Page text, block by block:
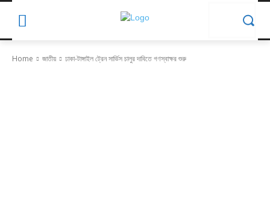
Home জাতীয় ঢাকা-টাঙ্গাইল ট্রেন সার্ভিস চালুর দাবিতে গণস্বাক্ষর শুরু